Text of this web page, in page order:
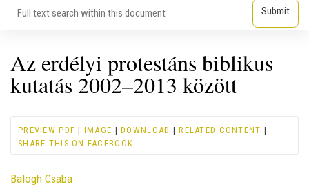
Az erdélyi protestáns biblikus
kutatás 2002–2013 között
PREVIEW PDF | IMAGE |DOWNLOAD |RELATED CONTENT |
SHARE THIS ON FACEBOOK
Contributor
Balogh Csaba